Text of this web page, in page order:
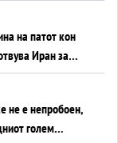
на патот кон
Иран за
не е непробоен,
голем